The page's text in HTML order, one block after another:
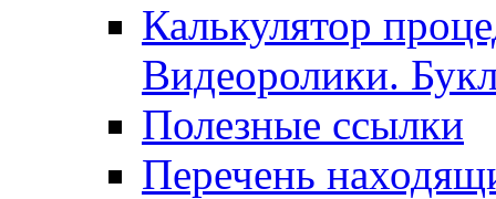
Калькулятор
Видеоролики.
Полезные ссылки
Перечень